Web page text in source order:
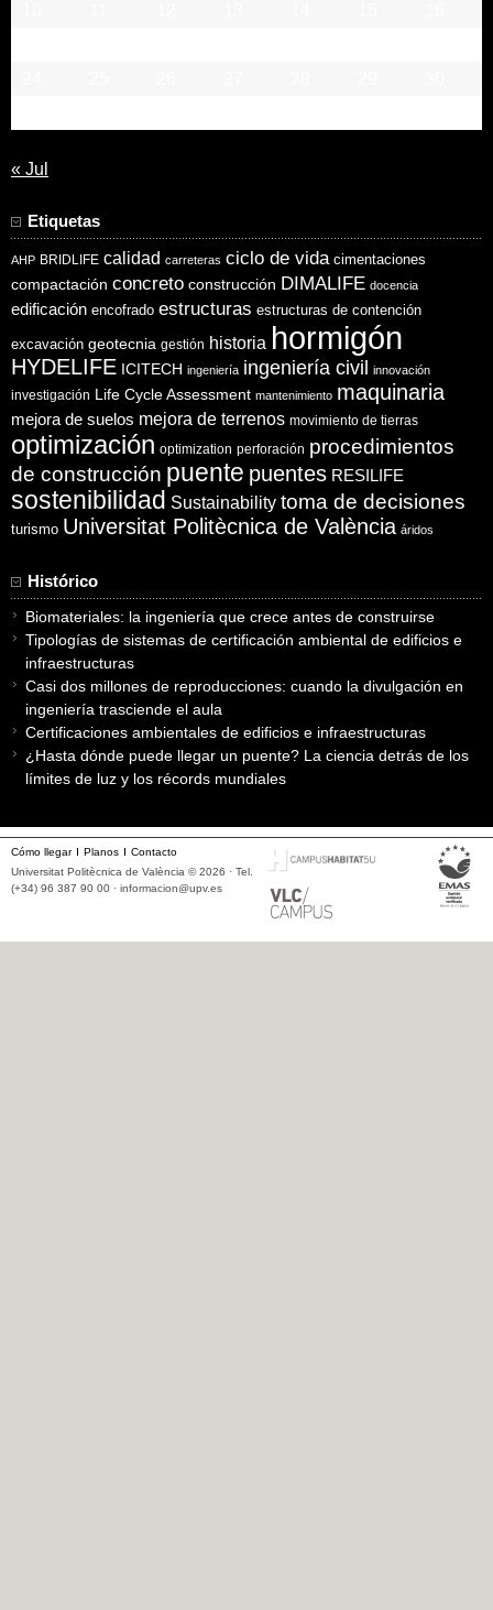
« Jul
Etiquetas
AHP BRIDLIFE calidad carreteras ciclo de vida cimentaciones
compactación concreto construcción DIMALIFE docencia
edificación encofrado estructuras estructuras de contención
excavación geotecnia gestión historia hormigón
HYDELIFE ICITECH ingeniería ingeniería civil innovación
investigación Life Cycle Assessment mantenimiento maquinaria
mejora de suelos mejora de terrenos movimiento de tierras
optimización optimization perforación procedimientos
de construcción puente puentes RESILIFE
sostenibilidad Sustainability toma de decisiones
turismo Universitat Politècnica de València áridos
Histórico
Biomateriales: la ingeniería que crece antes de construirse
Tipologías de sistemas de certificación ambiental de edificios e
infraestructuras
Casi dos millones de reproducciones: cuando la divulgación en
ingeniería trasciende el aula
Certificaciones ambientales de edificios e infraestructuras
¿Hasta dónde puede llegar un puente? La ciencia detrás de los
límites de luz y los récords mundiales
Cómo llegar Planos
Contacto
Universitat Politècnica de València © 2026 · Tel.
(+34) 96 387 90 00 · informacion@upv.es